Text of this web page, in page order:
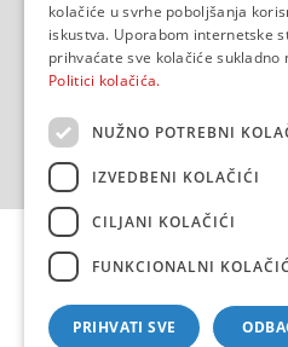
Copyright
kolačiće u svrhe poboljšanja
iskustva. Uporabom internetske
prihvaćate sve kolačiće sukladno
Politici kolačića.
NUŽNO POTREBNI
IZVEDBENI KOLAČIĆI
CILJANI KOLAČIĆI
FUNKCIONALNI
PRIHVATI SVE